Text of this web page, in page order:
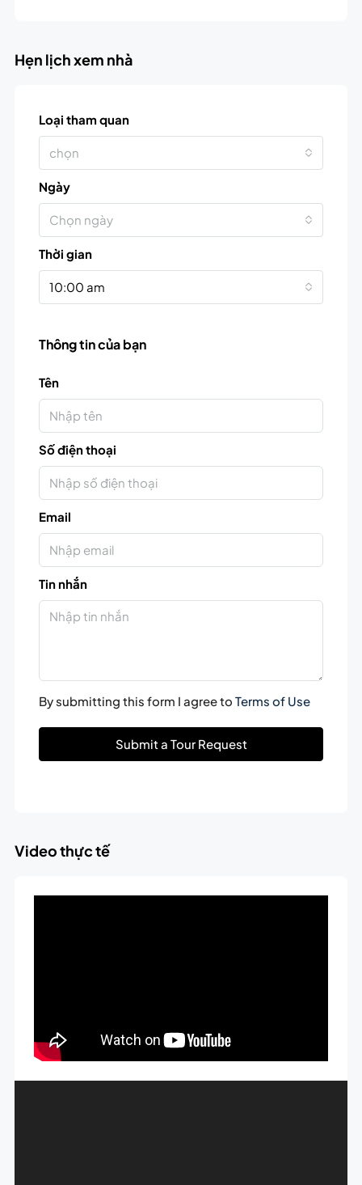
Hẹn lịch xem nhà
Loại tham quan
chọn
Ngày
Chọn ngày
Thời gian
10:00 am
Thông tin của bạn
Tên
Số điện thoại
Email
Tin nhắn
By submitting this form I agree to Terms of Use
Submit a Tour Request
Video thực tế